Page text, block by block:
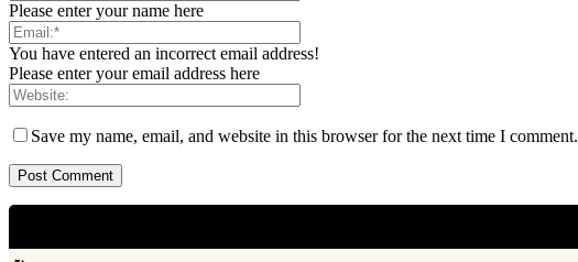
Please enter your name here
You have entered an incorrect email address!
Please enter your email address here
Save my name, email, and website in this browser for the next time I comment.